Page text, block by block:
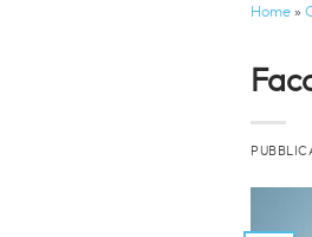
Home »